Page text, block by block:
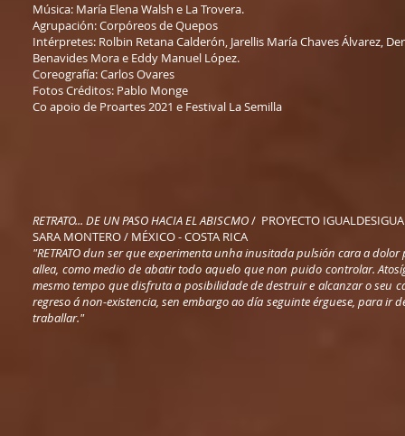
Música: María Elena Walsh e La Trovera.
Agrupación: Corpóreos de Quepos
Intérpretes: Rolbin Retana Calderón, Jarellis María Chaves Álvarez,
Benavides Mora e Eddy Manuel López.
Coreografía: Carlos Ovares
Fotos Créditos: Pablo Monge
Co apoio de Proartes 2021 e Festival La Semilla
RETRATO... DE UN PASO HACIA EL ABISCMO/ PROYECTO
SARA MONTERO / MÉXICO - COSTA RICA
"RETRATO dun ser que experimenta unha inusitada pulsión cara a dolor
allea, como medio de abatir todo aquelo que non puido controlar.
mesmo tempo que disfruta a posibilidade de destruir e alcanzar o seu
regreso á non-existencia, sen embargo ao día seguinte érguese, para ir
traballar."